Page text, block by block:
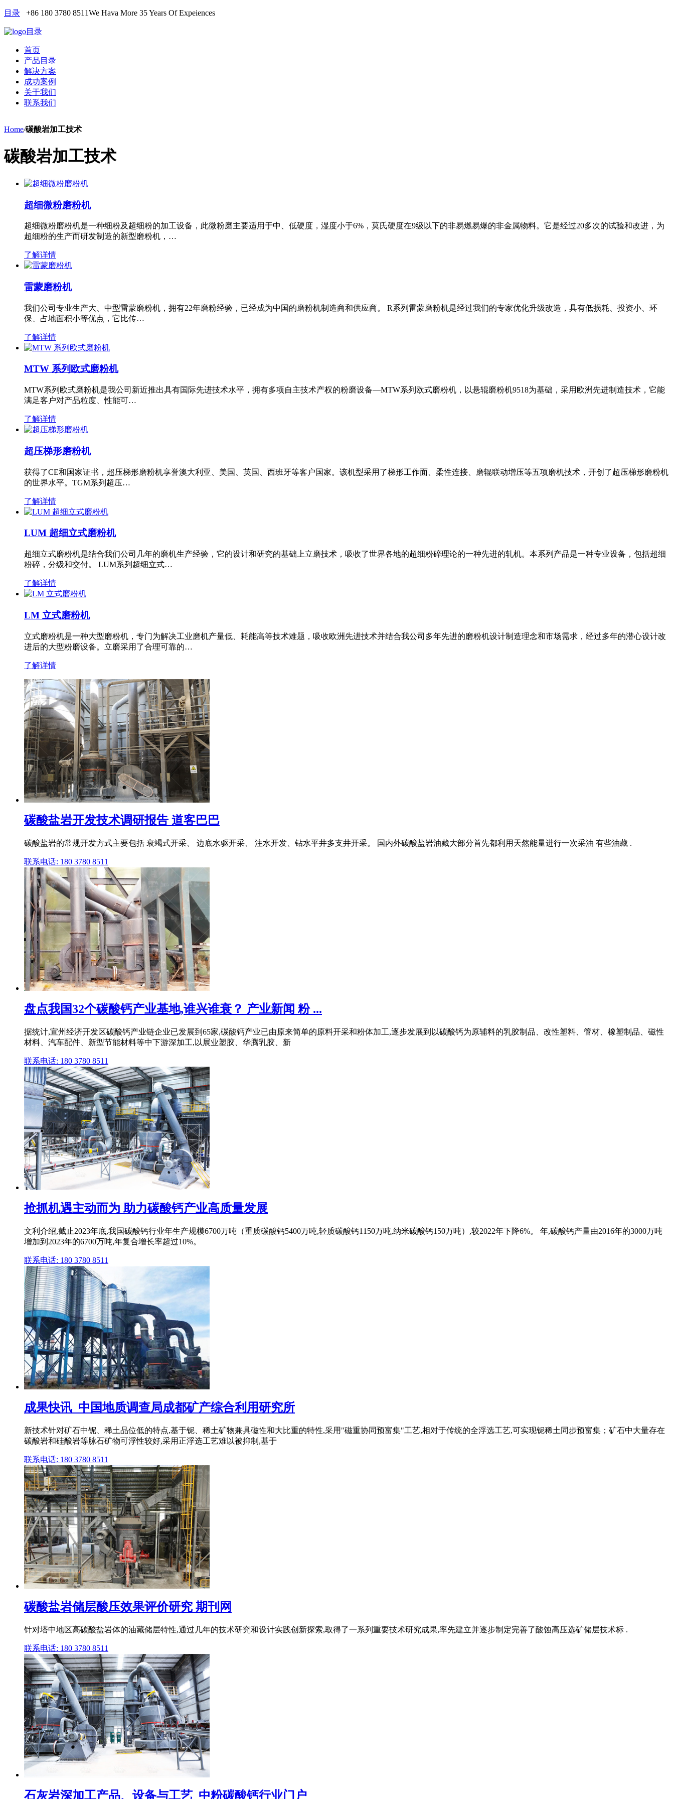
目录 +86 180 3780 8511We Hava More 35 Years Of Expeiences
目录
首页
产品目录
解决方案
成功案例
关于我们
联系我们
Home/碳酸岩加工技术
碳酸岩加工技术
超细微粉磨粉机
超细微粉磨粉机是一种细粉及超细粉的加工设备，此微粉磨主要适用于中、低硬度，湿度小于6%，莫氏硬度在9级以下的非易燃易爆的非金属物料。它是经过20多次的试验和改进，为
超细粉的生产而研发制造的新型磨粉机，…
了解详情
雷蒙磨粉机
我们公司专业生产大、中型雷蒙磨粉机，拥有22年磨粉经验，已经成为中国的磨粉机制造商和供应商。 R系列雷蒙磨粉机是经过我们的专家优化升级改造，具有低损耗、投资小、环
保、占地面积小等优点，它比传…
了解详情
MTW 系列欧式磨粉机
MTW系列欧式磨粉机是我公司新近推出具有国际先进技术水平，拥有多项自主技术产权的粉磨设备—MTW系列欧式磨粉机，以悬辊磨粉机9518为基础，采用欧洲先进制造技术，它能
满足客户对产品粒度、性能可…
了解详情
超压梯形磨粉机
获得了CE和国家证书，超压梯形磨粉机享誉澳大利亚、美国、英国、西班牙等客户国家。该机型采用了梯形工作面、柔性连接、磨辊联动增压等五项磨机技术，开创了超压梯形磨粉机
的世界水平。TGM系列超压…
了解详情
LUM 超细立式磨粉机
超细立式磨粉机是结合我们公司几年的磨机生产经验，它的设计和研究的基础上立磨技术，吸收了世界各地的超细粉碎理论的一种先进的轧机。本系列产品是一种专业设备，包括超细
粉碎，分级和交付。 LUM系列超细立式…
了解详情
LM 立式磨粉机
立式磨粉机是一种大型磨粉机，专门为解决工业磨机产量低、耗能高等技术难题，吸收欧洲先进技术并结合我公司多年先进的磨粉机设计制造理念和市场需求，经过多年的潜心设计改
进后的大型粉磨设备。立磨采用了合理可靠的…
了解详情
碳酸盐岩开发技术调研报告 道客巴巴
碳酸盐岩的常规开发方式主要包括 衰竭式开采、 边底水驱开采、 注水开发、钻水平井多支井开采。 国内外碳酸盐岩油藏大部分首先都利用天然能量进行一次采油 有些油藏 .
联系电话: 180 3780 8511
盘点我国32个碳酸钙产业基地,谁兴谁衰？ 产业新闻 粉 ...
据统计,宣州经济开发区碳酸钙产业链企业已发展到65家,碳酸钙产业已由原来简单的原料开采和粉体加工,逐步发展到以碳酸钙为原辅料的乳胶制品、改性塑料、管材、橡塑制品、磁性
材料、汽车配件、新型节能材料等中下游深加工,以展业塑胶、华腾乳胶、新
联系电话: 180 3780 8511
抢抓机遇主动而为 助力碳酸钙产业高质量发展
文利介绍,截止2023年底,我国碳酸钙行业年生产规模6700万吨（重质碳酸钙5400万吨,轻质碳酸钙1150万吨,纳米碳酸钙150万吨）,较2022年下降6%。 年,碳酸钙产量由2016年的3000万吨
增加到2023年的6700万吨,年复合增长率超过10%。
联系电话: 180 3780 8511
成果快讯_中国地质调查局成都矿产综合利用研究所
新技术针对矿石中铌、稀土品位低的特点,基于铌、稀土矿物兼具磁性和大比重的特性,采用"磁重协同预富集"工艺,相对于传统的全浮选工艺,可实现铌稀土同步预富集；矿石中大量存在
碳酸岩和硅酸岩等脉石矿物可浮性较好,采用正浮选工艺难以被抑制,基于
联系电话: 180 3780 8511
碳酸盐岩储层酸压效果评价研究 期刊网
针对塔中地区高碳酸盐岩体的油藏储层特性,通过几年的技术研究和设计实践创新探索,取得了一系列重要技术研究成果,率先建立并逐步制定完善了酸蚀高压选矿储层技术标 .
联系电话: 180 3780 8511
石灰岩深加工产品、设备与工艺_中粉碳酸钙行业门户